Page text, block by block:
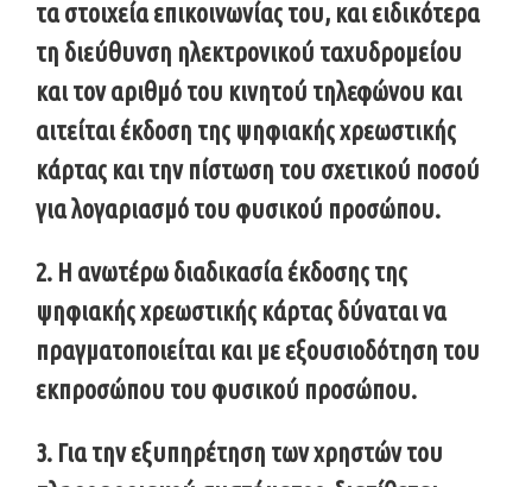
τα στοιχεία επικοινωνίας του, και ειδικότερα
τη διεύθυνση ηλεκτρονικού ταχυδρομείου
και τον αριθμό του κινητού τηλεφώνου και
αιτείται έκδοση της ψηφιακής χρεωστικής
κάρτας και την πίστωση του σχετικού ποσού
για λογαριασμό του φυσικού προσώπου.
2. H ανωτέρω διαδικασία έκδοσης της
ψηφιακής χρεωστικής κάρτας δύναται να
πραγματοποιείται και με εξουσιοδότηση του
εκπροσώπου του φυσικού προσώπου.
3. Για την εξυπηρέτηση των χρηστών του